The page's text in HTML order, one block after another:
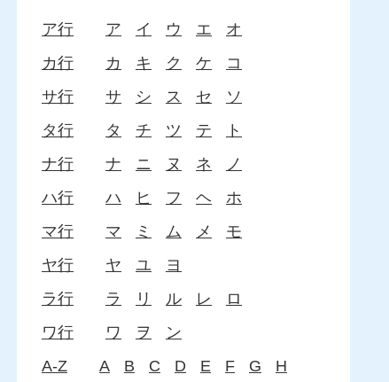
ア行 ア イ ウ エ
オ
カ行
カ キ ク ケ
コ
サ行
サ シ ス セ
ソ
タ行
タ チ ツ テ
ト
ナ行
ナ ニ ヌ ネ
ノ
ハ行
ハ ヒ フ ヘ
ホ
マ行
マ ミ ム メ
モ
ヤ行
ヤ ユ
ヨ
ラ行
ラ リ ル レ
ロ
ワ行
ワ ヲ
ン
A-Z
A B C D E F G
H